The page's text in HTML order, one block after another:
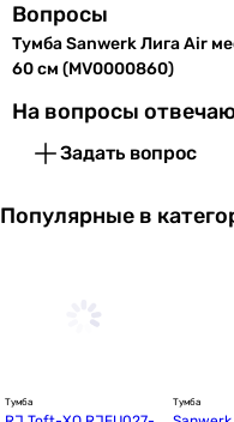
Вопросы
Тумба Sanwerk Лига Air
60 см (MV0000860)
На вопросы
Задать вопрос
Популярные в
Тумба Тумба